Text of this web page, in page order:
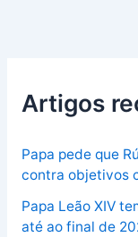
Artigos
Papa pede que
contra objetivos
Papa Leão XIV
até ao final de